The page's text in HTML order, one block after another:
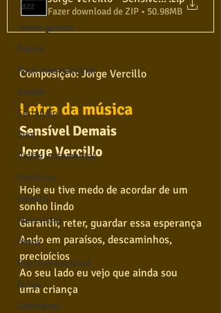
Jazz
Jovem guarda
Poesia
Rock internacional
Samba
Sertanejo
Soul
Violão instumental
Católicas
Infantil
Mais vistos
Hinos
Pop Internacional
Brega
Destaques
Fazer download de ZIP • 50.98MB
Composição: Jorge Vercillo
Letra da música
Sensível Demais
Jorge Vercillo
Hoje eu tive medo de acordar de um
sonho lindo
Garantir, reter, guardar essa esperança
Ando em paraísos, descaminhos,
precipícios
Ao seu lado eu vejo que ainda sou
uma criança